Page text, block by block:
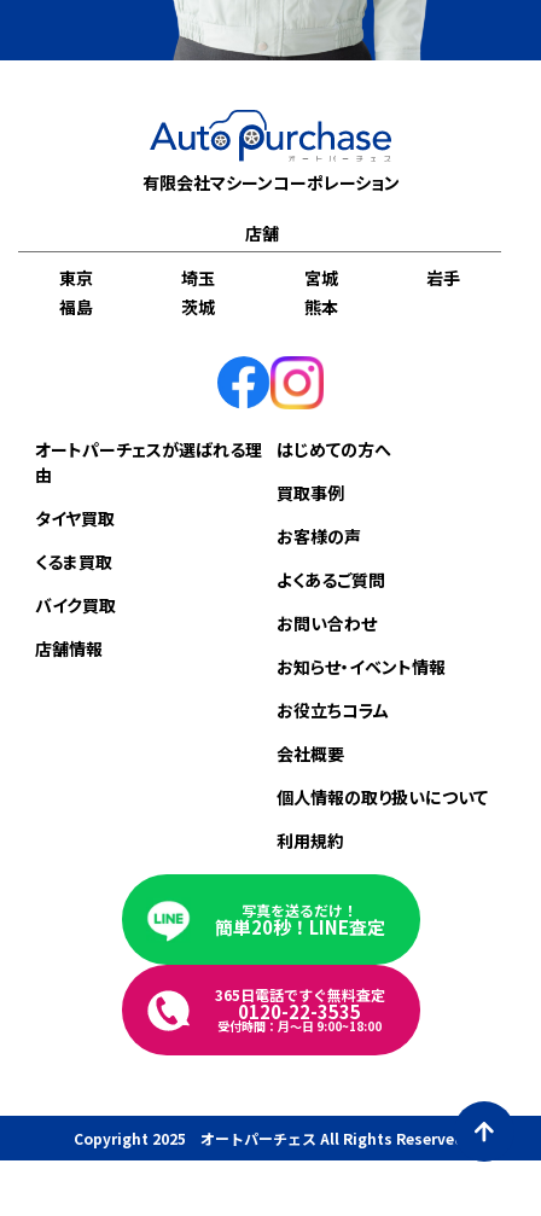
有限会社マシーンコーポレーション
店舗
東京
埼玉 宮城
岩手
福島
茨城 熊本
オートパーチェスが選ばれる理
由
タイヤ買取
くるま買取
バイク買取
店舗情報
はじめての方へ
買取事例
お客様の声
よくあるご質問
お問い合わせ
お知らせ・イベント情報
お役立ちコラム
会社概要
個人情報の取り扱いについて
利用規約
写真を送るだけ！
簡単20秒！LINE査定
365日電話ですぐ無料査定
0120-22-3535
受付時間：月〜日 9:00~18:00
Copyright 2025 オートパーチェス All Rights Reserved.